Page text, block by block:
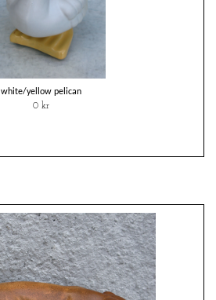
white/yellow pelican
0 kr